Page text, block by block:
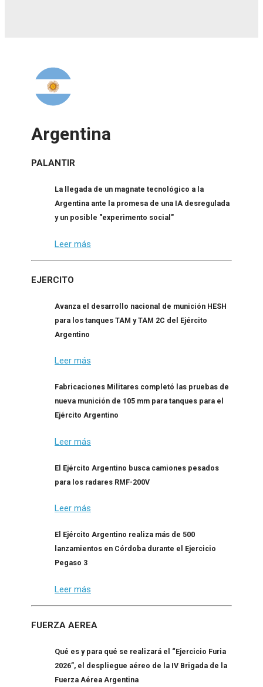
Argentina
PALANTIR
La llegada de un magnate tecnológico a la
Argentina ante la promesa de una IA desregulada
y un posible "experimento social"
Leer más
EJERCITO
Avanza el desarrollo nacional de munición HESH
para los tanques TAM y TAM 2C del Ejército
Argentino
Leer más
Fabricaciones Militares completó las pruebas de
nueva munición de 105 mm para tanques para el
Ejército Argentino
Leer más
El Ejército Argentino busca camiones pesados
para los radares RMF-200V
Leer más
El Ejército Argentino realiza más de 500
lanzamientos en Córdoba durante el Ejercicio
Pegaso 3
Leer más
FUERZA AEREA
Qué es y para qué se realizará el “Ejercicio Furia
2026”, el despliegue aéreo de la IV Brigada de la
Fuerza Aérea Argentina